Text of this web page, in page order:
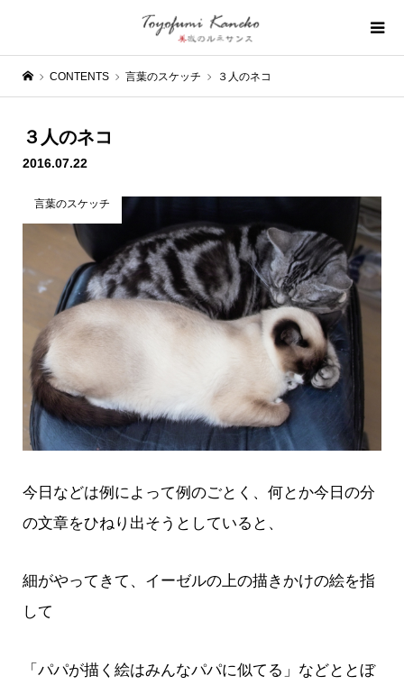
CONTENTS 言葉のスケッチ ３人のネコ
３人のネコ
2016.07.22
言葉のスケッチ
今日などは例によって例のごとく、何とか今日の分
の文章をひねり出そうとしていると、
細がやってきて、イーゼルの上の描きかけの絵を指
して
「パパが描く絵はみんなパパに似てる」などととぼ